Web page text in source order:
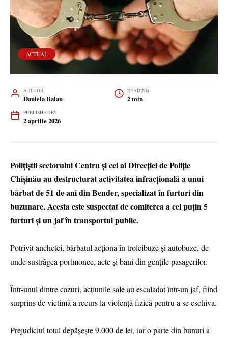
ACTUAL
AUTHOR
Daniela Balan
READING
2 min
PUBLISHED BY
2 aprilie 2026
Polițiștii sectorului Centru și cei ai Direcției de Poliție
Chișinău au destructurat activitatea infracțională a unui
bărbat de 51 de ani din Bender, specializat în furturi din
buzunare. Acesta este suspectat de comiterea a cel puțin 5
furturi și un jaf în transportul public.
Potrivit anchetei, bărbatul acționa în troleibuze și autobuze, de
unde sustrăgea portmonee, acte și bani din gențile pasagerilor.
Într-unul dintre cazuri, acțiunile sale au escaladat într-un jaf, fiind
surprins de victimă a recurs la violență fizică pentru a se eschiva.
Prejudiciul total depășește 9.000 de lei, iar o parte din bunuri a